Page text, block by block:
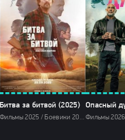
Битва за битвой (2025)
Фильмы 2025 / Боевики 2025 / Драмы 2025 / Криминальные фильмы 2025 / Триллеры 2025 / Фильмы осени 2025 / Последние фильмы 2025 / Новинки кино 2025 / Смотреть фильмы онлайн
Опасный